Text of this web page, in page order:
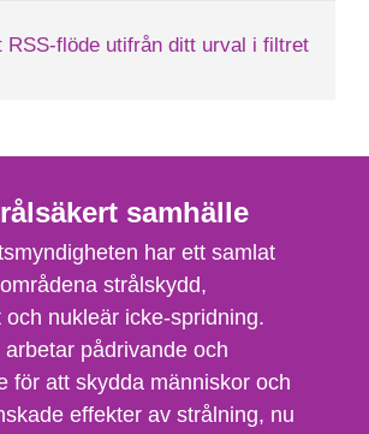
RSS-flöde utifrån ditt urval i filtret
samhälle
har ett samlat
strålskydd,
och nukleär icke-spridning.
pådrivande och
för att skydda människor och
effekter av strålning, nu